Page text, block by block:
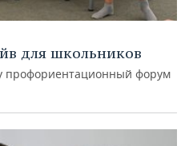
для школьников
профориентационный форум